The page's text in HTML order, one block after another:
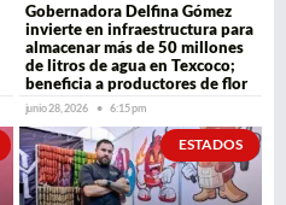
Gobernadora Delfina Gómez
invierte en infraestructura para
almacenar más de 50 millones
de litros de agua en Texcoco;
beneficia a productores de flor
junio 28, 2026 6:15 pm
ESTADOS